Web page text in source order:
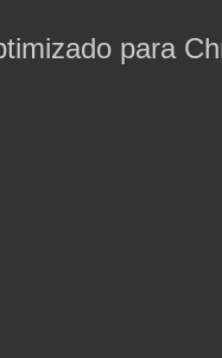
para